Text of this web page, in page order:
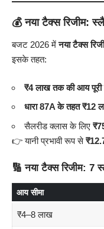
💰 नया टैक्स रिजीम:
बजट 2026 मेंनया टैक्स
इसके तहत:
₹4 लाख तक की आय पूरी
धारा 87A के तहत ₹12
सैलरीड क्लास के लिए
👉 यानी प्रभावी रूप से
🔢 नया टैक्स रिजीम: 7
आय सीमा
₹4–8 लाख